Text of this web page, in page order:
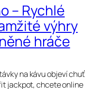
– Rychlé
výhry
hráče
na kávu objeví chuť
jackpot, chcete online